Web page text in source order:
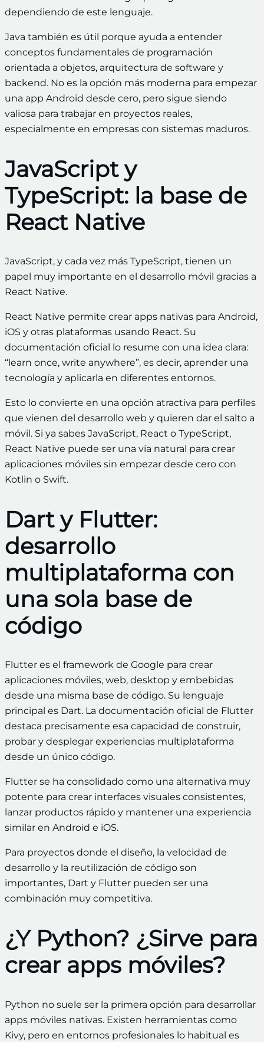
dependiendo de este lenguaje.
Java también es útil porque ayuda a entender
conceptos fundamentales de programación
orientada a objetos, arquitectura de software y
backend. No es la opción más moderna para empezar
una app Android desde cero, pero sigue siendo
valiosa para trabajar en proyectos reales,
especialmente en empresas con sistemas maduros.
JavaScript y
TypeScript: la base de
React Native
JavaScript, y cada vez más TypeScript, tienen un
papel muy importante en el desarrollo móvil gracias a
React Native.
React Native permite crear apps nativas para Android,
iOS y otras plataformas usando React. Su
documentación oficial lo resume con una idea clara:
“learn once, write anywhere”, es decir, aprender una
tecnología y aplicarla en diferentes entornos.
Esto lo convierte en una opción atractiva para perfiles
que vienen del desarrollo web y quieren dar el salto a
móvil. Si ya sabes JavaScript, React o TypeScript,
React Native puede ser una vía natural para crear
aplicaciones móviles sin empezar desde cero con
Kotlin o Swift.
Dart y Flutter:
desarrollo
multiplataforma con
una sola base de
código
Flutter es el framework de Google para crear
aplicaciones móviles, web, desktop y embebidas
desde una misma base de código. Su lenguaje
principal es Dart. La documentación oficial de Flutter
destaca precisamente esa capacidad de construir,
probar y desplegar experiencias multiplataforma
desde un único código.
Flutter se ha consolidado como una alternativa muy
potente para crear interfaces visuales consistentes,
lanzar productos rápido y mantener una experiencia
similar en Android e iOS.
Para proyectos donde el diseño, la velocidad de
desarrollo y la reutilización de código son
importantes, Dart y Flutter pueden ser una
combinación muy competitiva.
¿Y Python? ¿Sirve para
crear apps móviles?
Python no suele ser la primera opción para desarrollar
apps móviles nativas. Existen herramientas como
Kivy, pero en entornos profesionales lo habitual es